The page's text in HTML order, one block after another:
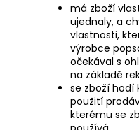
má zboží
ujednaly, a
vlastnosti,
výrobce
očekával s
na základě
se zboží hodí
použití
kterému se